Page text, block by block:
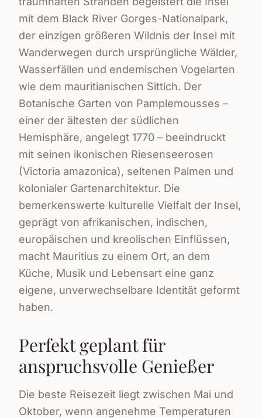
mit dem Black River Gorges-Nationalpark,
der einzigen größeren Wildnis der Insel mit
Wanderwegen durch ursprüngliche Wälder,
Wasserfällen und endemischen Vogelarten
wie dem mauritianischen Sittich. Der
Botanische Garten von Pamplemousses –
einer der ältesten der südlichen
Hemisphäre, angelegt 1770 – beeindruckt
mit seinen ikonischen Riesenseerosen
(Victoria amazonica), seltenen Palmen und
kolonialer Gartenarchitektur. Die
bemerkenswerte kulturelle Vielfalt der Insel,
geprägt von afrikanischen, indischen,
europäischen und kreolischen Einflüssen,
macht Mauritius zu einem Ort, an dem
Küche, Musik und Lebensart eine ganz
eigene, unverwechselbare Identität geformt
haben.
Perfekt geplant für
anspruchsvolle Genießer
Die beste Reisezeit liegt zwischen Mai und
Oktober, wenn angenehme Temperaturen